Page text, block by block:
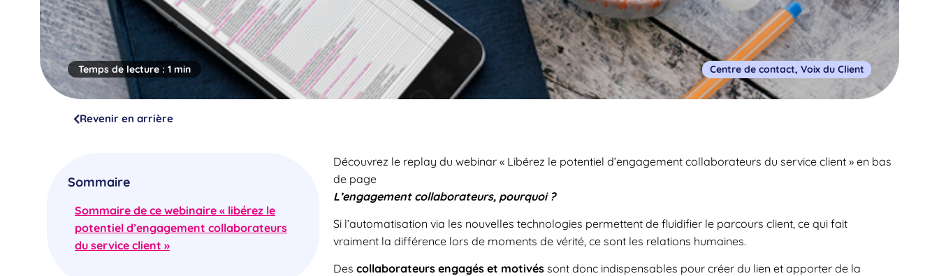
Temps de lecture : 1 min Centre de contact, Voix du Client
Revenir en arrière
Sommaire
Sommaire de ce webinaire « libérez le
potentiel d’engagement collaborateurs
du service client »
Découvrez le replay du webinar « Libérez le potentiel d’engagement collaborateurs du service client » en bas
de page
L’engagement collaborateurs, pourquoi ?
Si l’automatisation via les nouvelles technologies permettent de fluidifier le parcours client, ce qui fait
vraiment la différence lors de moments de vérité, ce sont les relations humaines.
Des collaborateurs engagés et motivéssont donc indispensables pour créer du lien et apporter de la